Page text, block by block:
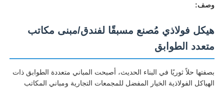
وصف:
هيكل فولاذي مُصنع مسبقًا لفندق/مبنى مكاتب
متعدد الطوابق
بصفتها حلاً ثوريًا في البناء الحديث، أصبحت المباني متعددة الطوابق ذات
الهياكل الفولاذية الخيار المفضل للمجمعات التجارية ومباني المكاتب